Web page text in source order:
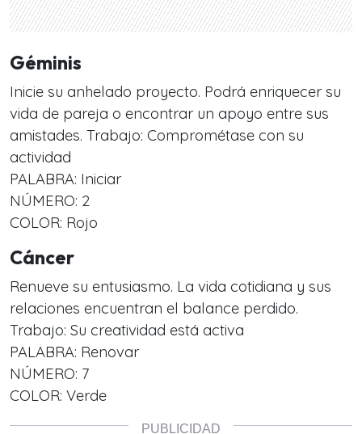
Géminis
Inicie su anhelado proyecto. Podrá enriquecer su
vida de pareja o encontrar un apoyo entre sus
amistades. Trabajo: Comprométase con su
actividad
PALABRA: Iniciar
NÚMERO: 2
COLOR: Rojo
Cáncer
Renueve su entusiasmo. La vida cotidiana y sus
relaciones encuentran el balance perdido.
Trabajo: Su creatividad está activa
PALABRA: Renovar
NÚMERO: 7
COLOR: Verde